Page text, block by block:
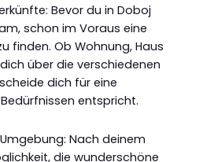
Bevor du in Doboj
schon im Voraus eine
finden. Ob Wohnung, Haus
über die verschiedenen
dich für eine
entspricht.
Nach deinem
die wunderschöne